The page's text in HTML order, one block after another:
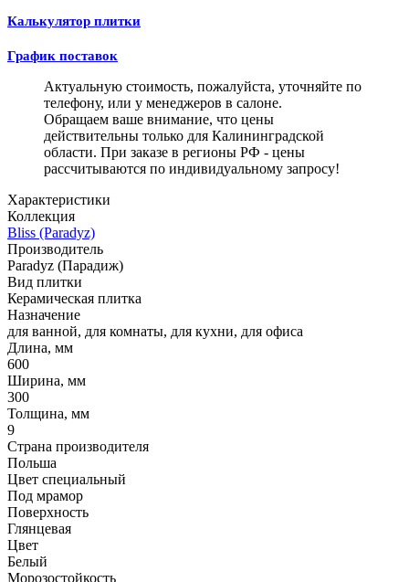
Калькулятор плитки
График поставок
Актуальную стоимость, пожалуйста, уточняйте по
телефону, или у менеджеров в салоне.
Обращаем ваше внимание, что цены
действительны только для Калининградской
области. При заказе в регионы РФ - цены
рассчитываются по индивидуальному запросу!
Характеристики
Коллекция
Bliss (Paradyz)
Производитель
Paradyz (Парадиж)
Вид плитки
Керамическая плитка
Назначение
для ванной, для комнаты, для кухни, для офиса
Длина, мм
600
Ширина, мм
300
Толщина, мм
9
Страна производителя
Польша
Цвет специальный
Под мрамор
Поверхность
Глянцевая
Цвет
Белый
Морозостойкость